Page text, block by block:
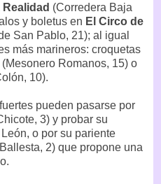
Realidad (Corredera Baja
y boletus en El Circo de
San Pablo, 21); al igual
más marineros: croquetas
(Mesonero Romanos, 15) o
10).
pueden pasarse por
3) y probar su
o por su pariente
2) que propone una